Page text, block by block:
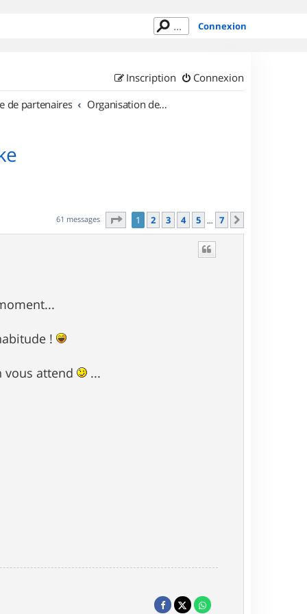
Connexion
Connexion
Inscription
de partenaires Organisation de sorties en région Haute Normandie
61 messages Page sur7
1 2 3 4 5 … 7
!
vous attend ...